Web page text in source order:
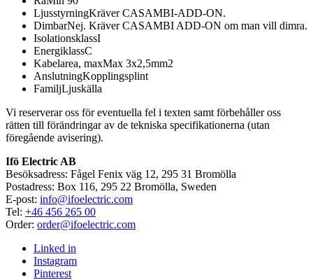
LjusstyrningKräver CASAMBI-ADD-ON.
DimbarNej. Kräver CASAMBI ADD-ON om man vill dimra.
IsolationsklassI
EnergiklassC
Kabelarea, maxMax 3x2,5mm2
AnslutningKopplingsplint
FamiljLjuskälla
Vi reserverar oss för eventuella fel i texten samt förbehåller oss
rätten till förändringar av de tekniska specifikationerna (utan
föregående avisering).
Ifö Electric AB
Besöksadress: Fågel Fenix väg 12, 295 31 Bromölla
Postadress: Box 116, 295 22 Bromölla, Sweden
E-post: info@ifoelectric.com
Tel: +46 456 265 00
Order: order@ifoelectric.com
Linked in
Instagram
Pinterest